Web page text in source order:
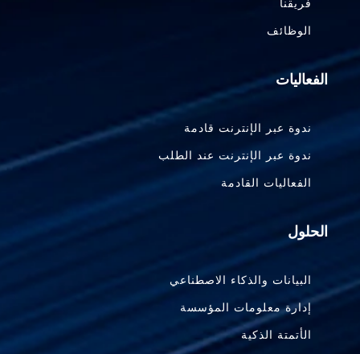
فريقنا
الوظائف
الفعاليات
ندوة عبر الإنترنت قادمة
ندوة عبر الإنترنت عند الطلب
الفعاليات القادمة
الحلول
البيانات والذكاء الاصطناعي
إدارة معلومات المؤسسة
الأتمتة الذكية